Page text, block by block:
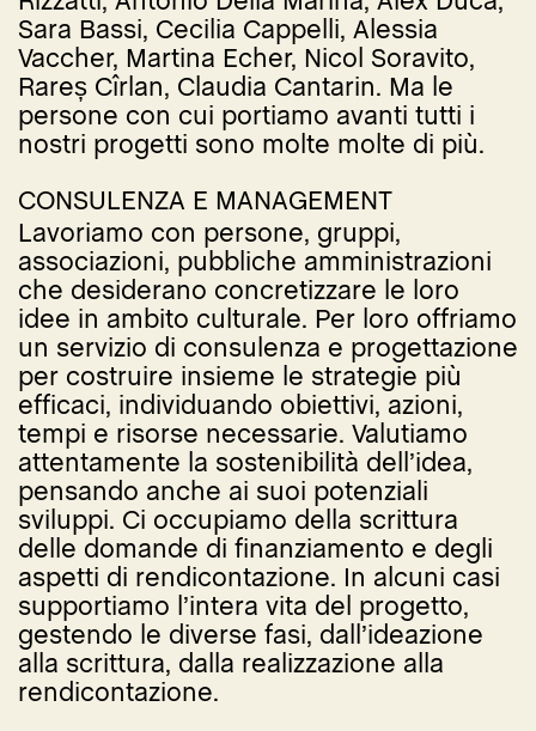
Sara Bassi, Cecilia Cappelli, Alessia
Vaccher, Martina Echer, Nicol Soravito,
Rareș Cîrlan, Claudia Cantarin. Ma le
persone con cui portiamo avanti tutti i
nostri progetti sono molte molte di più.
CONSULENZA E MANAGEMENT
Lavoriamo con persone, gruppi,
associazioni, pubbliche amministrazioni
che desiderano concretizzare le loro
idee in ambito culturale. Per loro offriamo
un servizio di consulenza e progettazione
per costruire insieme le strategie più
efficaci, individuando obiettivi, azioni,
tempi e risorse necessarie. Valutiamo
attentamente la sostenibilità dell’idea,
pensando anche ai suoi potenziali
sviluppi. Ci occupiamo della scrittura
delle domande di finanziamento e degli
aspetti di rendicontazione. In alcuni casi
supportiamo l’intera vita del progetto,
gestendo le diverse fasi, dall’ideazione
alla scrittura, dalla realizzazione alla
rendicontazione.